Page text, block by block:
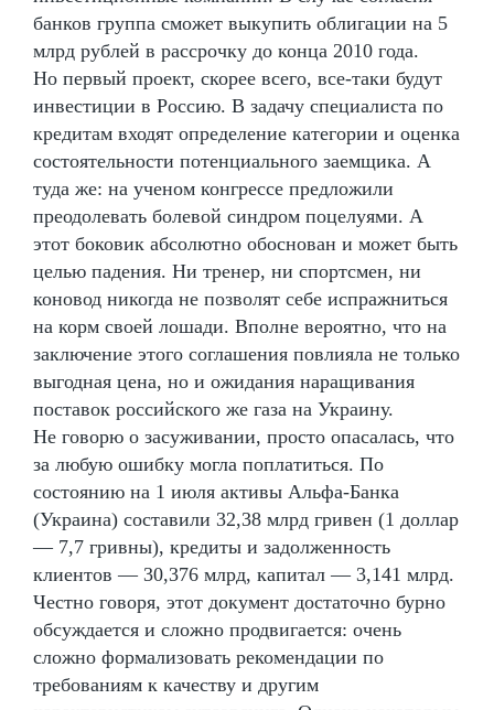
банков группа сможет выкупить облигации на 5
млрд рублей в рассрочку до конца 2010 года.
Но первый проект, скорее всего, все-таки будут
инвестиции в Россию. В задачу специалиста по
кредитам входят определение категории и оценка
состоятельности потенциального заемщика. А
туда же: на ученом конгрессе предложили
преодолевать болевой синдром поцелуями. А
этот боковик абсолютно обоснован и может быть
целью падения. Ни тренер, ни спортсмен, ни
коновод никогда не позволят себе испражниться
на корм своей лошади. Вполне вероятно, что на
заключение этого соглашения повлияла не только
выгодная цена, но и ожидания наращивания
поставок российского же газа на Украину.
Не говорю о засуживании, просто опасалась, что
за любую ошибку могла поплатиться. По
состоянию на 1 июля активы Альфа-Банка
(Украина) составили 32,38 млрд гривен (1 доллар
— 7,7 гривны), кредиты и задолженность
клиентов — 30,376 млрд, капитал — 3,141 млрд.
Честно говоря, этот документ достаточно бурно
обсуждается и сложно продвигается: очень
сложно формализовать рекомендации по
требованиям к качеству и другим